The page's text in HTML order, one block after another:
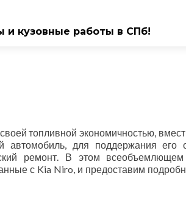
и кузовные работы в СПб!
топливной экономичностью,
для поддержания его
ремонт. В этом
с Kia Niro, и предоставим